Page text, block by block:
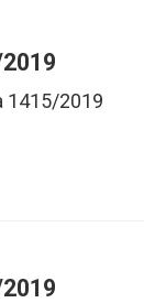
1415/2019